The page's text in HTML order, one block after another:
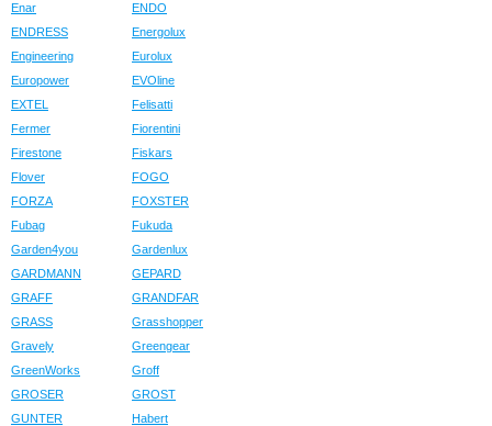
Enar
ENDO
ENDRESS
Energolux
Engineering
Eurolux
Europower
EVOline
EXTEL
Felisatti
Fermer
Fiorentini
Firestone
Fiskars
Flover
FOGO
FORZA
FOXSTER
Fubag
Fukuda
Garden4you
Gardenlux
GARDMANN
GEPARD
GRAFF
GRANDFAR
GRASS
Grasshopper
Gravely
Greengear
GreenWorks
Groff
GROSER
GROST
GUNTER
Habert